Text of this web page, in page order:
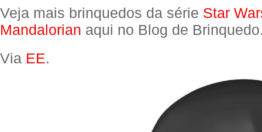
Veja mais brinquedos da série Star
Mandalorian aqui no Blog de
Via EE.